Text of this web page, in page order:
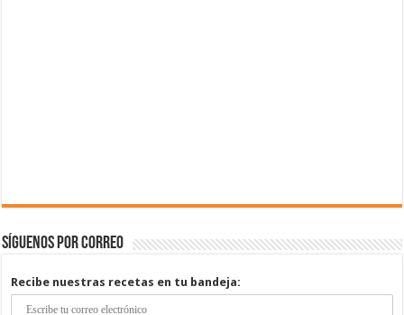
Síguenos por correo
Recibe nuestras recetas en tu bandeja: